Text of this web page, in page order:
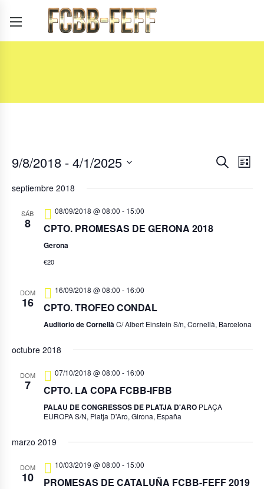
de
y
Buscar
Lista
9/8/2018 - 4/1/2025
fecha.
septiembre 2018
SÁB
8
08/09/2018 @ 08:00 - 15:00
CPTO. PROMESAS DE GERONA 2018
Gerona
€20
DOM
16
16/09/2018 @ 08:00 - 16:00
CPTO. TROFEO CONDAL
Auditorio de CornellàC/ Albert Einstein S/n, Cornellà, Barcelona
octubre 2018
DOM
7
07/10/2018 @ 08:00 - 16:00
CPTO. LA COPA FCBB-IFBB
PALAU DE CONGRESSOS DE PLATJA D'ARO PLAÇA
EUROPA S/N, Platja D'Aro, Girona, España
marzo 2019
DOM
10
10/03/2019 @ 08:00 - 15:00
PROMESAS DE CATALUÑA FCBB-FEFF 2019